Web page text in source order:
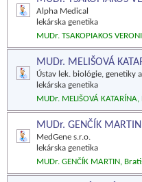
Alpha Medical
lekárska genetika
MUDr. TSAKOPIAKOS
MUDr. MELIŠOVÁ
Ústav lek. biológie, genetiky
lekárska genetika
MUDr. MELIŠOVÁ
MUDr. GENČÍK MARTIN
MedGene s.r.o.
lekárska genetika
MUDr. GENČÍK MARTIN,